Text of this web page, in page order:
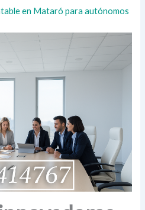
en Mataró para autónomos